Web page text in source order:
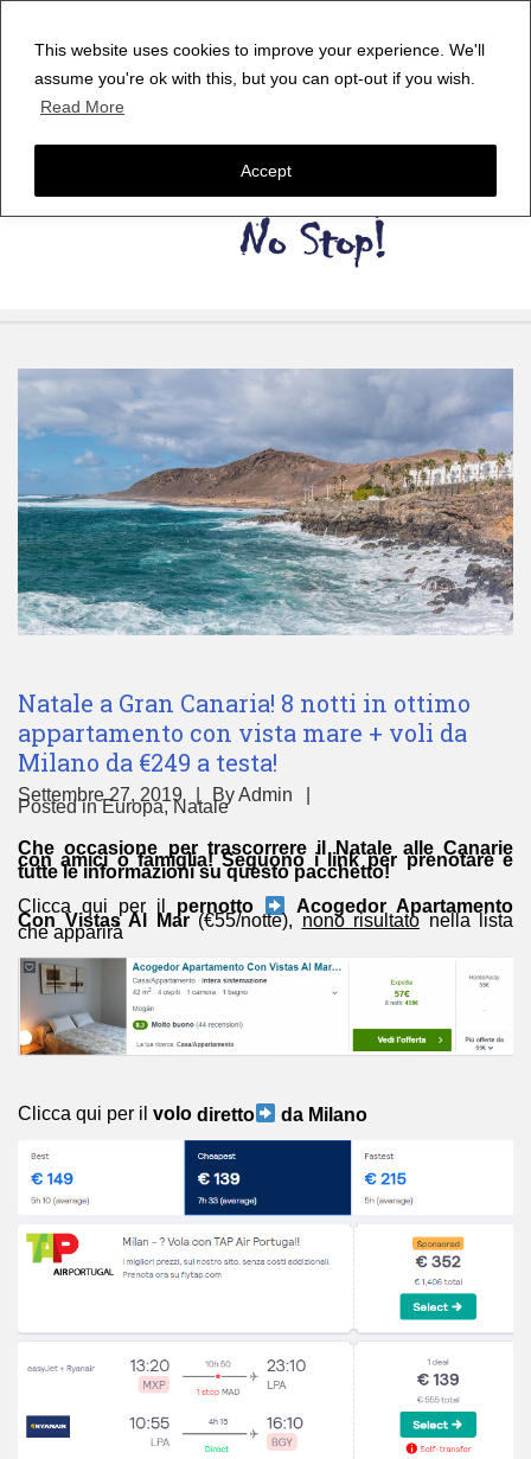
This website uses cookies to improve your experience. We'll
assume you're ok with this, but you can opt-out if you wish.
Read More
Accept
Natale a Gran Canaria! 8 notti in ottimo
appartamento con vista mare + voli da
Milano da €249 a testa!
Settembre 27, 2019 ByAdmin
Posted inEuropa,Natale
Che occasione per trascorrere il Natale alle Canarie
con amici o famiglia! Seguono i link per prenotare e
tutte le informazioni su questo pacchetto!
Clicca qui per il pernotto Acogedor Apartamento
Con Vistas Al Mar(€55/notte), nono risultato nella lista
che apparirà
Clicca qui per il volo diretto da Milano